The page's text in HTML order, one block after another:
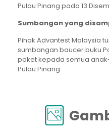
Pulau Pinang pada 13
Sumbangan yang
Pihak Advantest Malaysia
sumbangan baucer buku
poket kepada semua
Pulau Pinang